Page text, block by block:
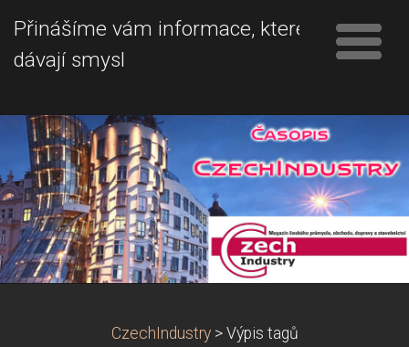
Přinášíme vám informace, které
dávají smysl
CzechIndustry > Výpis tagů